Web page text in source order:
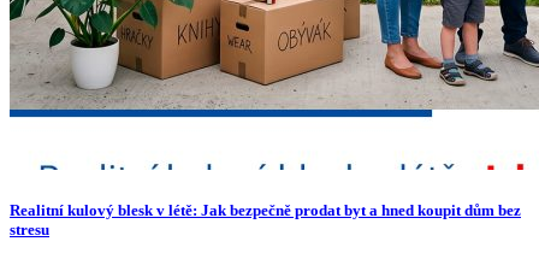
Realitní kulový blesk v létě: Jak bezpečně prodat byt a hned koupit dům bez
stresu